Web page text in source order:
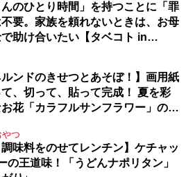
んのひとり時間」を持つことに「罪
要。家族を頼れないときは、お母
助け合いたい【タベコト in
ルンドのきせつとあそぼ！】画用紙
、切って、貼って完成！ 夏を彩
花「カラフルサンフラワー」の作
つ
調味料をのせてレンチン】ケチャッ
の王道味！「うどんナポリタン」